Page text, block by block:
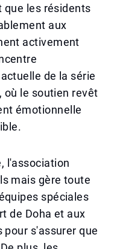
que les résidents
aux
activement
de la série
où le soutien revêt
émotionnelle
l'association
mais gère toute
spéciales
de Doha et aux
s'assurer que